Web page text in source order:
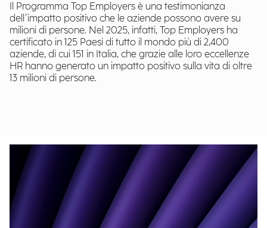
Il Programma Top Employers è una testimonianza
dell’impatto positivo che le aziende possono avere su
milioni di persone. Nel 2025, infatti, Top Employers ha
certificato in 125 Paesi di tutto il mondo più di 2,400
aziende, di cui 151 in Italia, che grazie alle loro eccellenze
HR hanno generato un impatto positivo sulla vita di oltre
13 milioni di persone.